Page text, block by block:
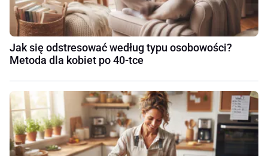
Jak się odstresować według typu osobowości?
Metoda dla kobiet po 40-tce